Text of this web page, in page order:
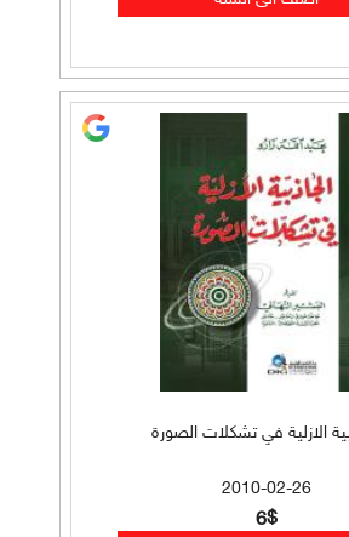
الازلية في تشكلات الصورة
2010-02-26
6$